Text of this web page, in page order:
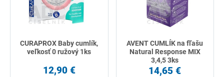
podľa názvu od A
CURAPROX Baby cumlík,
veľkosť 0 ružový 1ks
12,90 €
AVENT CUMLÍK na fľašu
Natural Response MIX
3,4,5 3ks
14,65 €